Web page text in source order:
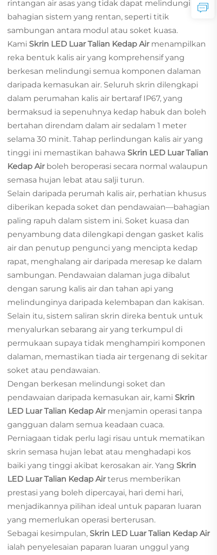
rintangan air asas yang tidak dapat melindungi
bahagian sistem yang rentan, seperti titik
sambungan antara modul atau soket kuasa.
Kami Skrin LED Luar Talian Kedap Air menampilkan
reka bentuk kalis air yang komprehensif yang
berkesan melindungi semua komponen dalaman
daripada kemasukan air. Seluruh skrin dilengkapi
dalam perumahan kalis air bertaraf IP67, yang
bermaksud ia sepenuhnya kedap habuk dan boleh
bertahan direndam dalam air sedalam 1 meter
selama 30 minit. Tahap perlindungan kalis air yang
tinggi ini memastikan bahawa Skrin LED Luar Talian
Kedap Air boleh beroperasi secara normal walaupun
semasa hujan lebat atau salji turun.
Selain daripada perumah kalis air, perhatian khusus
diberikan kepada soket dan pendawaian—bahagian
paling rapuh dalam sistem ini. Soket kuasa dan
penyambung data dilengkapi dengan gasket kalis
air dan penutup pengunci yang mencipta kedap
rapat, menghalang air daripada meresap ke dalam
sambungan. Pendawaian dalaman juga dibalut
dengan sarung kalis air dan tahan api yang
melindunginya daripada kelembapan dan kakisan.
Selain itu, sistem saliran skrin direka bentuk untuk
menyalurkan sebarang air yang terkumpul di
permukaan supaya tidak menghampiri komponen
dalaman, memastikan tiada air tergenang di sekitar
soket atau pendawaian.
Dengan berkesan melindungi soket dan
pendawaian daripada kemasukan air, kami Skrin
LED Luar Talian Kedap Air menjamin operasi tanpa
gangguan dalam semua keadaan cuaca.
Perniagaan tidak perlu lagi risau untuk mematikan
skrin semasa hujan lebat atau menghadapi kos
baiki yang tinggi akibat kerosakan air. Yang Skrin
LED Luar Talian Kedap Airterus memberikan
prestasi yang boleh dipercayai, hari demi hari,
menjadikannya pilihan ideal untuk paparan luaran
yang memerlukan operasi berterusan.
Sebagai kesimpulan, Skrin LED Luar Talian Kedap Air
ialah penyelesaian paparan luaran unggul yang